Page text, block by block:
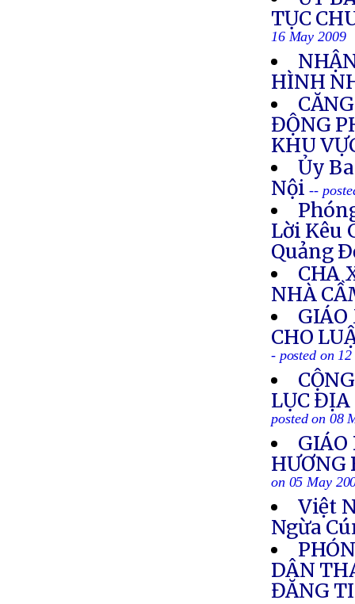
TỤC
16 May 2009
HÌNH
ĐỘNG
KHU
Ủy
Nội--
Lời Kêu
Quảng
CHA
NHÀ
GIÁO
CHO
- posted on
LỤC ĐỊA
posted on 08
HƯƠNG
on 05 May
Việt
Ngừa
DÂN
ĐĂNG